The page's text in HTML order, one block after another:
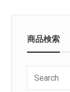
商品検索